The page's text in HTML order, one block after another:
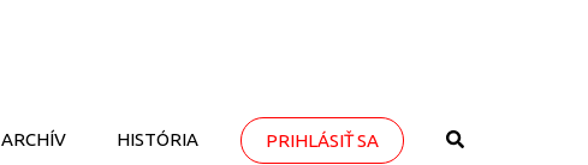
ARCHÍV HISTÓRIA PRIHLÁSIŤ SA